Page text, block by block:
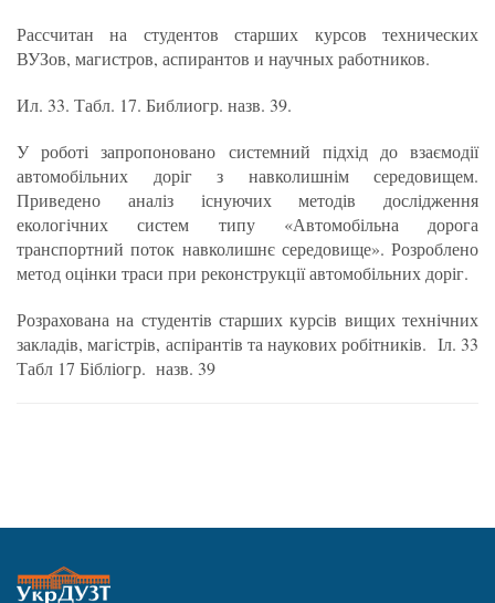
Рассчитан на студентов старших курсов технических
ВУЗов, магистров, аспирантов и научных работников.
Ил. 33. Табл. 17. Библиогр. назв. 39.
У роботі запропоновано системний підхід до взаємодії
автомобільних доріг з навколишнім середовищем.
Приведено аналіз існуючих методів дослідження
екологічних систем типу «Автомобільна дорога
транспортний поток навколишнє середовище». Розроблено
метод оцінки траси при реконструкції автомобільних доріг.
Розрахована на студентів старших курсів вищих технічних
закладів, магістрів, аспірантів та наукових робітників. Іл. 33
Табл 17 Бібліогр. назв. 39